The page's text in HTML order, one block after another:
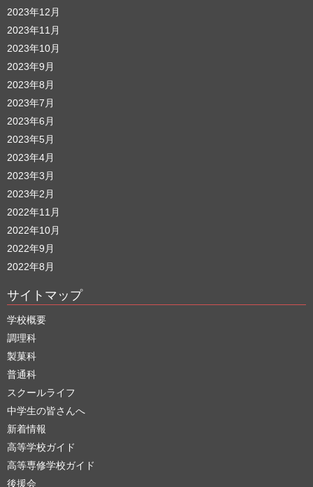
2023年12月
2023年11月
2023年10月
2023年9月
2023年8月
2023年7月
2023年6月
2023年5月
2023年4月
2023年3月
2023年2月
2022年11月
2022年10月
2022年9月
2022年8月
サイトマップ
学校概要
調理科
製菓科
普通科
スクールライフ
中学生の皆さんへ
新着情報
高等学校ガイド
高等専修学校ガイド
後援会